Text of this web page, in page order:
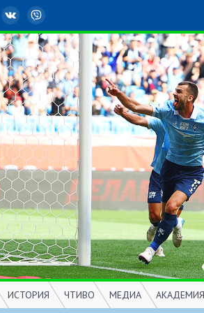
YouTubeВКонтакте
ИСТОРИЯ
ЧТИВО
МЕДИА
АКАДЕМИЯ